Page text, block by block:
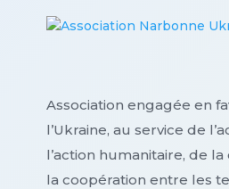
Association engagée en
l’Ukraine, au service de
l’action humanitaire, de
la coopération entre les